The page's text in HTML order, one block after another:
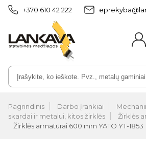
+370 610 42 222
Pagrindinis Darbo įrankiai
skardai ir metalui, kitos žirklės
Žirklės
Žirklės armatūrai 600 mm YATO YT-1853